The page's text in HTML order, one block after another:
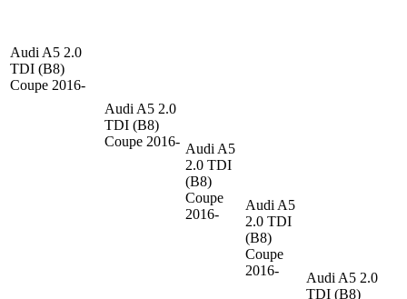
Audi A5 2.0
TDI (B8)
Coupe 2016-
Audi A5 2.0
TDI (B8)
Coupe 2016- Audi A5
2.0 TDI
(B8)
Coupe
2016-
Audi A5
2.0 TDI
(B8)
Coupe
2016-
Audi A5 2.0
TDI (B8)